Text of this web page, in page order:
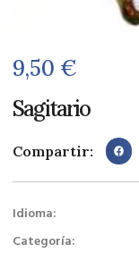
9,50 €
Sagitario
Compartir:
Idioma:
Categoría: